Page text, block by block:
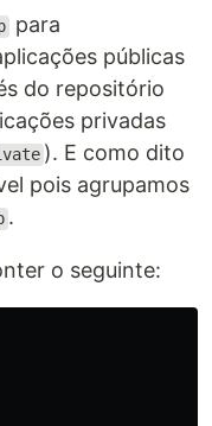
para
públicas
do repositório
privadas
). E como dito
pois agrupamos
.
o seguinte: